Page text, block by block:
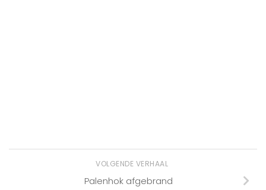
VOLGENDE VERHAAL
Palenhok afgebrand